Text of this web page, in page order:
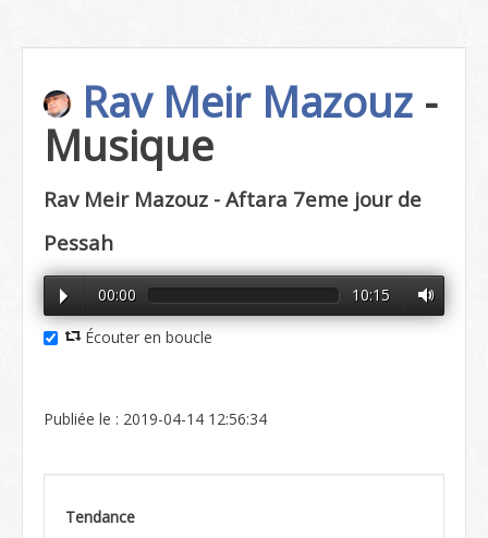
Rav Meir Mazouz -
Musique
Rav Meir Mazouz - Aftara 7eme jour de
Pessah
00:00 10:15
Écouter en boucle
Publiée le : 2019-04-14 12:56:34
Tendance